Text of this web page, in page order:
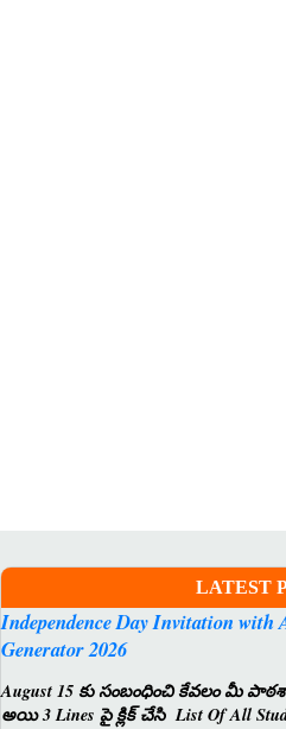
LATEST
Independence Day Invitation with
Generator 2026
August 15 కు సంబంధించి కేవలం మీ
అయి 3 Lines పై క్లిక్ చేసి List Of All